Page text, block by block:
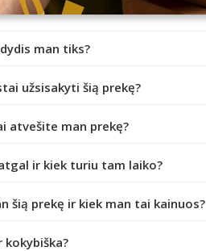
man tiks?
užsisakyti šią prekę?
atvešite man prekę?
ir kiek turiu tam laiko?
šią prekę ir kiek man tai kainuos?